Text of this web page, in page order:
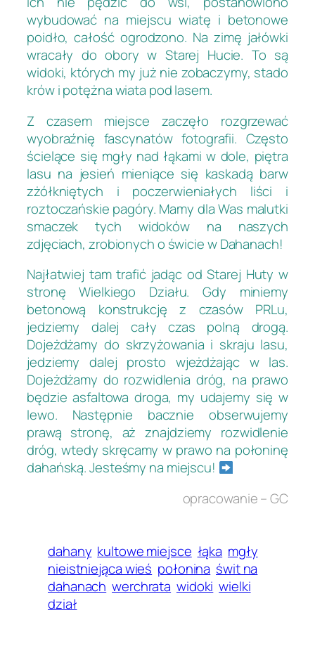
wybudować na miejscu wiatę i betonowe
poidło, całość ogrodzono. Na zimę jałówki
wracały do obory w Starej Hucie. To są
widoki, których my już nie zobaczymy, stado
krów i potężna wiata pod lasem.
Z czasem miejsce zaczęło rozgrzewać
wyobraźnię fascynatów fotografii. Często
ścielące się mgły nad łąkami w dole, piętra
lasu na jesień mieniące się kaskadą barw
zżółkniętych i poczerwieniałych liści i
roztoczańskie pagóry. Mamy dla Was malutki
smaczek tych widoków na naszych
zdjęciach, zrobionych o świcie w Dahanach!
Najłatwiej tam trafić jadąc od Starej Huty w
stronę Wielkiego Działu. Gdy miniemy
betonową konstrukcję z czasów PRLu,
jedziemy dalej cały czas polną drogą.
Dojeżdżamy do skrzyżowania i skraju lasu,
jedziemy dalej prosto wjeżdżając w las.
Dojeżdżamy do rozwidlenia dróg, na prawo
będzie asfaltowa droga, my udajemy się w
lewo. Następnie bacznie obserwujemy
prawą stronę, aż znajdziemy rozwidlenie
dróg, wtedy skręcamy w prawo na połoninę
dahańską. Jesteśmy na miejscu!
opracowanie – GC
dahany kultowe miejsce łąka mgły
nieistniejąca wieś połonina świt na
dahanach werchrata widoki wielki
dział